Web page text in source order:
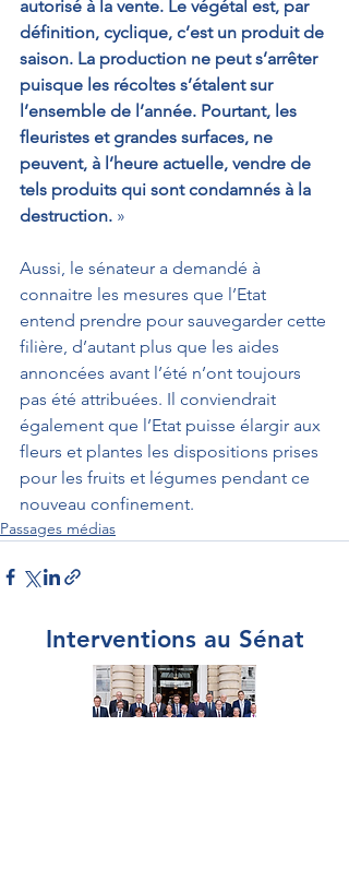
autorisé à la vente. Le végétal est, par
définition, cyclique, c’est un produit de
saison. La production ne peut s’arrêter
puisque les récoltes s’étalent sur
l’ensemble de l’année. Pourtant, les
fleuristes et grandes surfaces, ne
peuvent, à l’heure actuelle, vendre de
tels produits qui sont condamnés à la
destruction. »
Aussi, le sénateur a demandé à
connaitre les mesures que l’Etat
entend prendre pour sauvegarder cette
filière, d’autant plus que les aides
annoncées avant l’été n’ont toujours
pas été attribuées. Il conviendrait
également que l’Etat puisse élargir aux
fleurs et plantes les dispositions prises
pour les fruits et légumes pendant ce
nouveau confinement.
Passages médias
Interventions au Sénat